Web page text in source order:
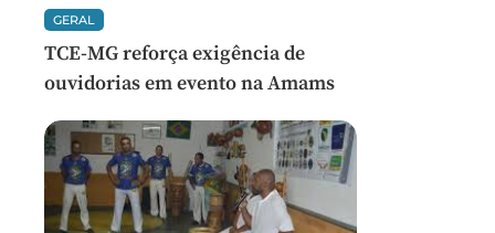
GERAL
TCE-MG reforça exigência de
ouvidorias em evento na Amams